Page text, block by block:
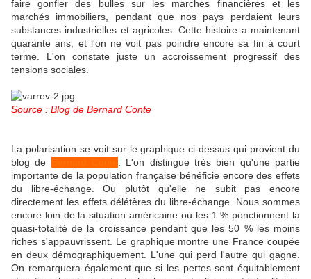
faire gonfler des bulles sur les marches financières et les
marchés immobiliers, pendant que nos pays perdaient leurs
substances industrielles et agricoles. Cette histoire a maintenant
quarante ans, et l'on ne voit pas poindre encore sa fin à court
terme. L'on constate juste un accroissement progressif des
tensions sociales.
Source : Blog de Bernard Conte
La polarisation se voit sur le graphique ci-dessus qui provient du
blog de
. L'on distingue très bien qu'une partie
importante de la population française bénéficie encore des effets
du libre-échange. Ou plutôt qu'elle ne subit pas encore
directement les effets délétères du libre-échange. Nous sommes
encore loin de la situation américaine où les 1 % ponctionnent la
quasi-totalité de la croissance pendant que les 50 % les moins
riches s'appauvrissent. Le graphique montre une France coupée
en deux démographiquement. L'une qui perd l'autre qui gagne.
On remarquera également que si les pertes sont équitablement